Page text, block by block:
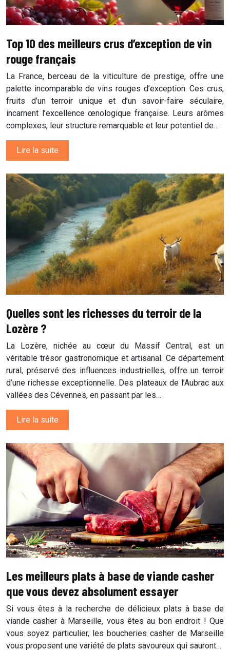
Top 10 des meilleurs crus d’exception de vin
rouge français
La France, berceau de la viticulture de prestige, offre une
palette incomparable de vins rouges d’exception. Ces crus,
fruits d’un terroir unique et d’un savoir-faire séculaire,
incarnent l’excellence œnologique française. Leurs arômes
complexes, leur structure remarquable et leur potentiel de…
Lire la suite
Quelles sont les richesses du terroir de la
Lozère ?
La Lozère, nichée au cœur du Massif Central, est un
véritable trésor gastronomique et artisanal. Ce département
rural, préservé des influences industrielles, offre un terroir
d’une richesse exceptionnelle. Des plateaux de l’Aubrac aux
vallées des Cévennes, en passant par les…
Lire la suite
Les meilleurs plats à base de viande casher
que vous devez absolument essayer
Si vous êtes à la recherche de délicieux plats à base de
viande casher à Marseille, vous êtes au bon endroit ! Que
vous soyez particulier, les boucheries casher de Marseille
vous proposent une variété de plats savoureux qui sauront…